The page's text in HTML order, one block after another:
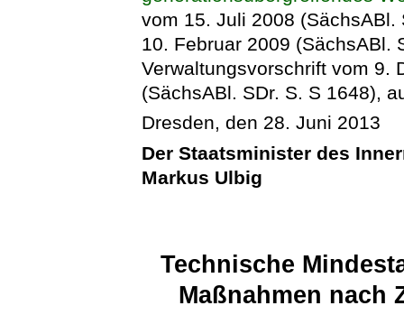
vom 15. Juli 2008
10. Februar 2009 (SächsABl.
Verwaltungsvorschrift vom 9.
(SächsABl. SDr. S. S 1648),
Dresden, den 28. Juni 2013
Der Staatsminister des
Markus Ulbig
Technische
Maßnahmen nach